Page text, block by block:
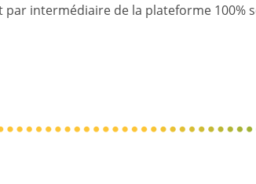
par intermédiaire de la plateforme 100%